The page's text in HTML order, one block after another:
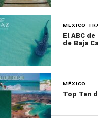
MÉXICO
El ABC
de Baja
MÉXICO
Top Ten